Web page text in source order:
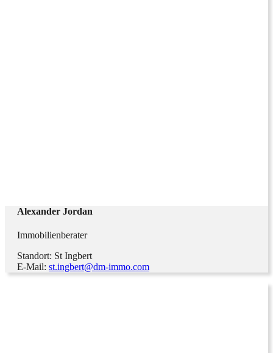
Alexander Jordan
Immobilienberater
Standort: St Ingbert
E-Mail: st.ingbert@dm-immo.com